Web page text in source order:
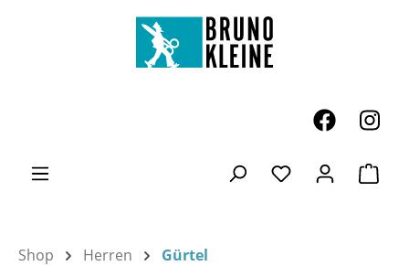
Zum Hauptinhalt springen
Du hast 0
Shop Herren Gürtel